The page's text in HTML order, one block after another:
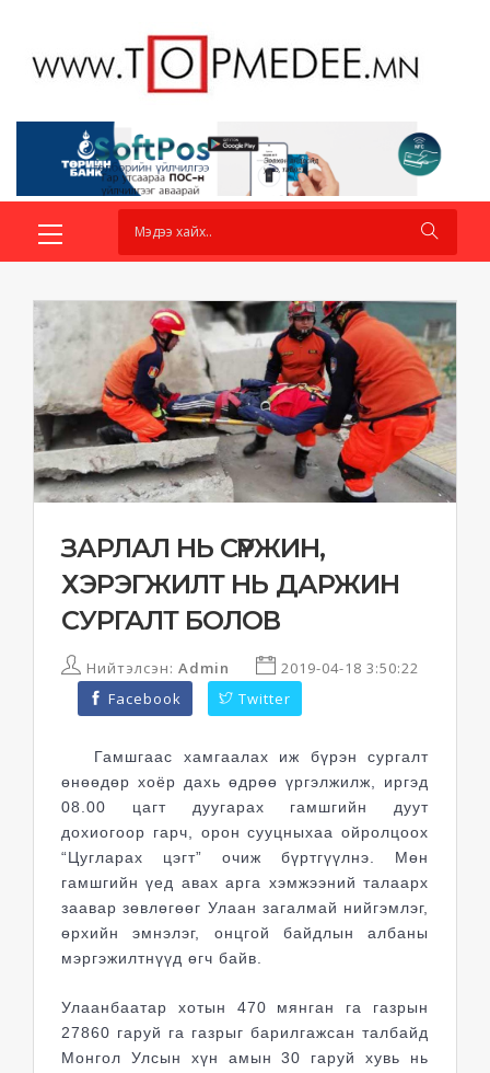
ЗАРЛАЛ НЬ СҮРЖИН,
ХЭРЭГЖИЛТ НЬ ДАРЖИН
СУРГАЛТ БОЛОВ
Нийтэлсэн: Admin
2019-04-18 3:50:22
Facebook
Twitter
Гамшгаас хамгаалах иж бүрэн сургалт
өнөөдөр хоёр дахь өдрөө үргэлжилж, иргэд
08.00 цагт дуугарах гамшгийн дуут
дохиогоор гарч, орон сууцныхаа ойролцоох
“Цугларах цэгт” очиж бүртгүүлнэ. Мөн
гамшгийн үед авах арга хэмжээний талаарх
заавар зөвлөгөөг Улаан загалмай нийгэмлэг,
өрхийн эмнэлэг, онцгой байдлын албаны
мэргэжилтнүүд өгч байв.
Улаанбаатар хотын 470 мянган га газрын
27860 гаруй га газрыг барилгажсан талбайд
Монгол Улсын хүн амын 30 гаруй хувь нь